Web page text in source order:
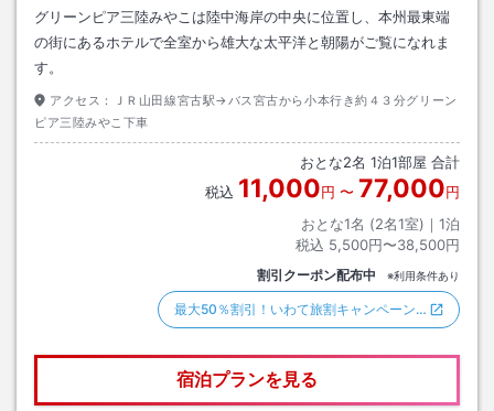
グリーンピア三陸みやこは陸中海岸の中央に位置し、本州最東端
の街にあるホテルで全室から雄大な太平洋と朝陽がご覧になれま
す。
アクセス：
ＪＲ山田線宮古駅→バス宮古から小本行き約４３分グリーン
ピア三陸みやこ下車
おとな2名 1泊1部屋 合計
税込 11,000円 〜 77,000円
おとな1名 (2名1室)｜ 1泊
税込 5,500円〜38,500円
割引クーポン配布中 ※利用条件あり
最大50％割引！いわて旅割キャンペーン…
宿泊プランを見る